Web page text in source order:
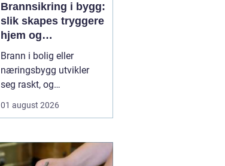
Brannsikring i bygg:
slik skapes tryggere
hjem og
arbeidsplasser
Brann i bolig eller
næringsbygg utvikler
seg raskt, og
store både for
God brannsikring
handler om mer enn
01 august 2026